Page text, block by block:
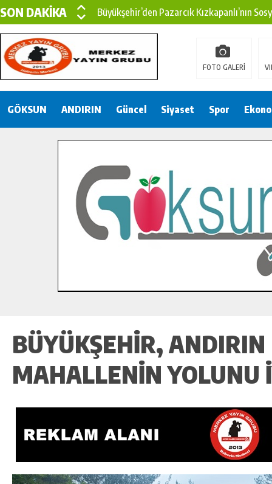
SON DAKİKA
Büyükşehir’den Pazarcık Kızkapanlı’nın
Büyükşehir’den Pazarcık Kırsalına Modern
Çin’den KSÜ’ye Uluslararası Başarı:
Gençler Pusula Maraş Kampında Yeni
İlçe Jandarma Komutanı Karakaya’dan
Bertiz’in Yeni Köprüsünde Sona Doğru.
FOTO GALERİ
GÖKSUN ANDIRIN Güncel Siyaset Spor
BÜYÜKŞEHIR,
MAHALLENIN YOLUNU